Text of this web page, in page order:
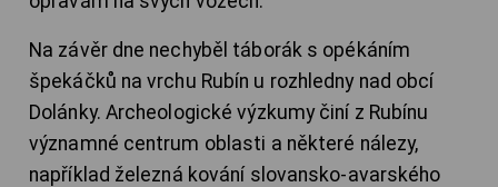
Na závěr dne nechyběl táborák s opékáním
špekáčků na vrchu Rubín u rozhledny nad obcí
Dolánky. Archeologické výzkumy činí z Rubínu
významné centrum oblasti a některé nálezy,
například železná kování slovansko-avarského